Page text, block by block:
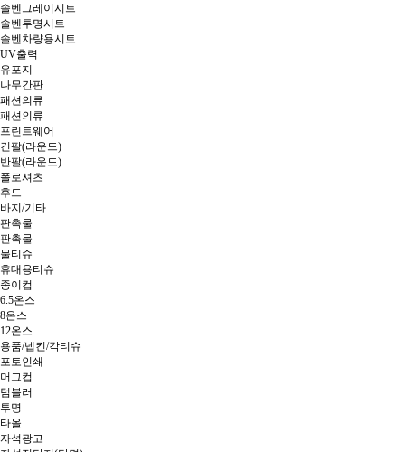
솔벤그레이시트
솔벤투명시트
솔벤차량용시트
UV출력
유포지
나무간판
패션의류
패션의류
프린트웨어
긴팔(라운드)
반팔(라운드)
폴로셔츠
후드
바지/기타
판촉물
판촉물
물티슈
휴대용티슈
종이컵
6.5온스
8온스
12온스
용품/넵킨/각티슈
포토인쇄
머그컵
텀블러
투명
타올
자석광고